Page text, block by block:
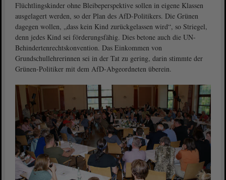
Flüchtlingskinder ohne Bleibeperspektive sollen in eigene Klassen
ausgelagert werden, so der Plan des AfD-Politikers. Die Grünen
dagegen wollen, „dass kein Kind zurückgelassen wird“, so Striegel,
denn jedes Kind sei förderungsfähig. Dies betone auch die UN-
Behindertenrechtskonvention. Das Einkommen von
Grundschullehrerinnen sei in der Tat zu gering, darin stimmte der
Grünen-Politiker mit dem AfD-Abgeordneten überein.